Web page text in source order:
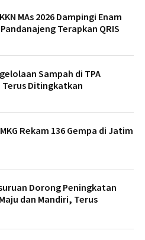
MAs 2026 Dampingi Enam
Pandanajeng Terapkan QRIS
Sampah di TPA
Ditingkatkan
Rekam 136 Gempa di Jatim
Dorong Peningkatan
dan Mandiri, Terus